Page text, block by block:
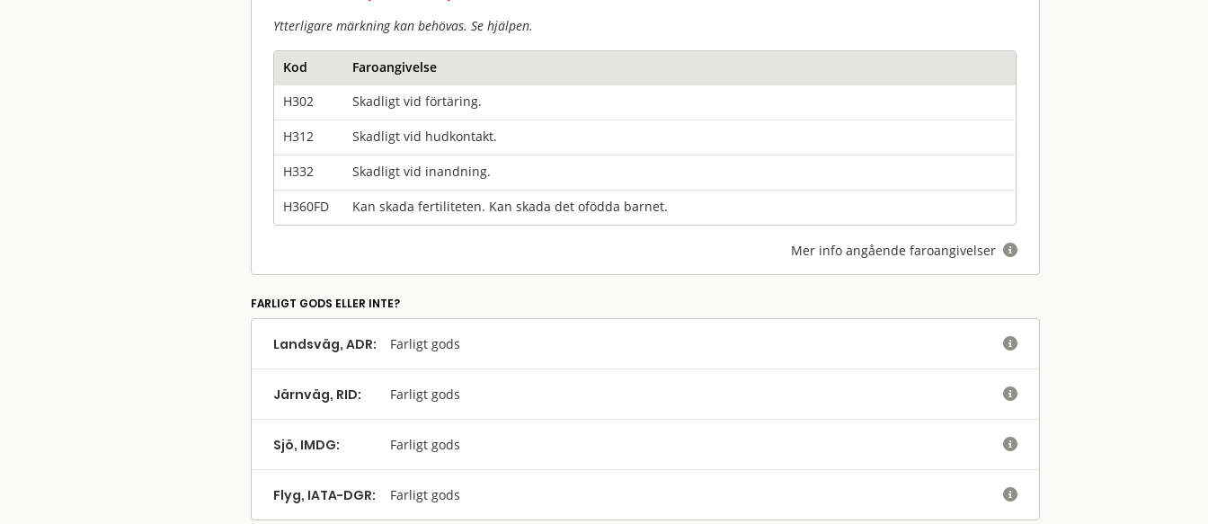
Ytterligare märkning kan behövas. Se hjälpen.
Kod
Faroangivelse
H302
Skadligt vid förtäring.
H312 Skadligt vid hudkontakt.
H332 Skadligt vid inandning.
H360FD Kan skada fertiliteten. Kan skada det ofödda barnet.
Mer info angående faroangivelser 
FARLIGT GODS ELLER INTE?
Landsväg, ADR: Farligt gods 
Järnväg, RID: Farligt gods 
Sjö, IMDG: Farligt gods 
Flyg, IATA-DGR: Farligt gods 